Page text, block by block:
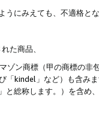
にみえても、不適格と
た商品、
ゾン商標（甲の商標の
「kindel」など）も含み
」と総称します。）を含め